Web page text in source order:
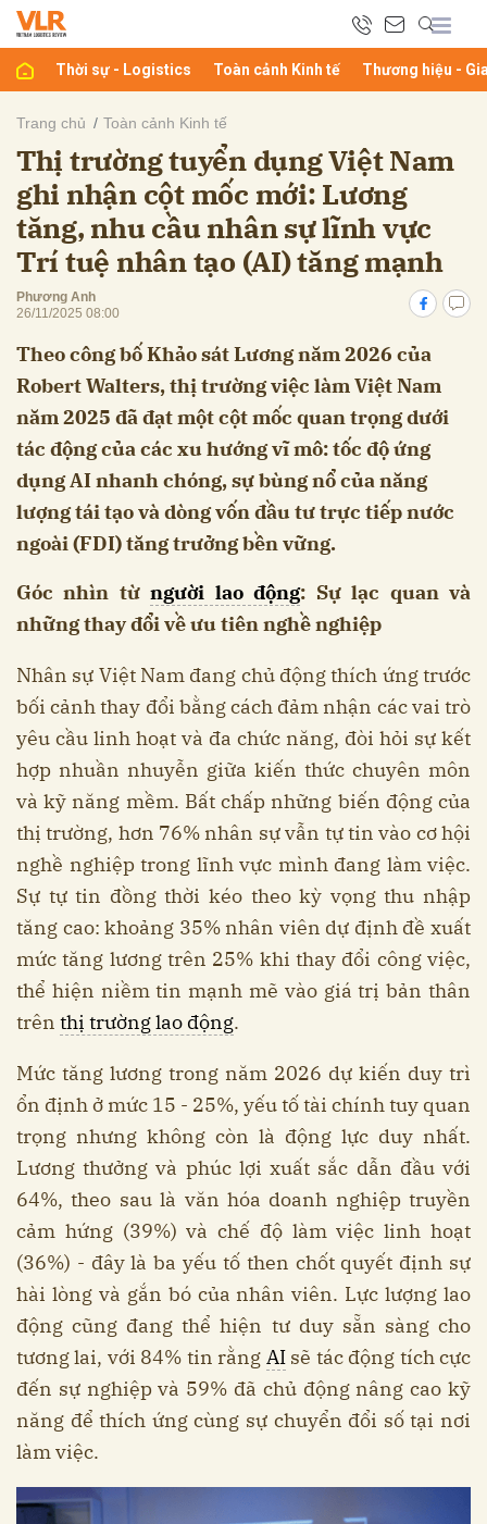
Thời sự - Logistics Toàn cảnh Kinh tế Thương hiệu -
Trang chủ Toàn cảnh Kinh tế
Thị trường tuyển dụng Việt Nam
ghi nhận cột mốc mới: Lương
tăng, nhu cầu nhân sự lĩnh vực
Trí tuệ nhân tạo (AI) tăng mạnh
Phương Anh
26/11/2025 08:00
Theo công bố Khảo sát Lương năm 2026 của
Robert Walters, thị trường việc làm Việt Nam
năm 2025 đã đạt một cột mốc quan trọng dưới
tác động của các xu hướng vĩ mô: tốc độ ứng
dụng AI nhanh chóng, sự bùng nổ của năng
lượng tái tạo và dòng vốn đầu tư trực tiếp nước
ngoài (FDI) tăng trưởng bền vững.
Góc nhìn từngười lao động: Sự lạc quan và
những thay đổi về ưu tiên nghề nghiệp
Nhân sự Việt Nam đang chủ động thích ứng trước
bối cảnh thay đổi bằng cách đảm nhận các vai trò
yêu cầu linh hoạt và đa chức năng, đòi hỏi sự kết
hợp nhuần nhuyễn giữa kiến thức chuyên môn
và kỹ năng mềm. Bất chấp những biến động của
thị trường, hơn 76% nhân sự vẫn tự tin vào cơ hội
nghề nghiệp trong lĩnh vực mình đang làm việc.
Sự tự tin đồng thời kéo theo kỳ vọng thu nhập
tăng cao: khoảng 35% nhân viên dự định đề xuất
mức tăng lương trên 25% khi thay đổi công việc,
thể hiện niềm tin mạnh mẽ vào giá trị bản thân
trên thị trường lao động.
Mức tăng lương trong năm 2026 dự kiến duy trì
ổn định ở mức 15 - 25%, yếu tố tài chính tuy quan
trọng nhưng không còn là động lực duy nhất.
Lương thưởng và phúc lợi xuất sắc dẫn đầu với
64%, theo sau là văn hóa doanh nghiệp truyền
cảm hứng (39%) và chế độ làm việc linh hoạt
(36%) - đây là ba yếu tố then chốt quyết định sự
hài lòng và gắn bó của nhân viên. Lực lượng lao
động cũng đang thể hiện tư duy sẵn sàng cho
tương lai, với 84% tin rằng AIsẽ tác động tích cực
đến sự nghiệp và 59% đã chủ động nâng cao kỹ
năng để thích ứng cùng sự chuyển đổi số tại nơi
làm việc.
luận